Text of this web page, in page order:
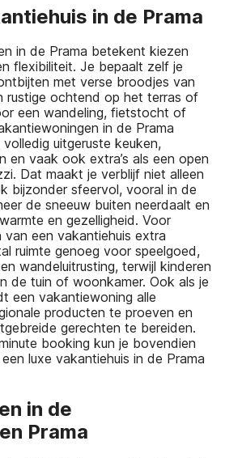
in de Prama
in de Prama betekent kiezen
flexibiliteit. Je bepaalt zelf je
met verse broodjes van
rustige ochtend op het terras of
een wandeling, fietstocht of
in de Prama
uitgeruste keuken,
en vaak ook extra’s als een open
Dat maakt je verblijf niet alleen
bijzonder sfeervol, vooral in de
de sneeuw buiten neerdaalt en
en gezelligheid. Voor
van een vakantiehuis extra
ruimte genoeg voor speelgoed,
wandeluitrusting, terwijl kinderen
de tuin of woonkamer. Ook als je
een vakantiewoning alle
producten te proeven en
gerechten te bereiden.
booking kun je bovendien
luxe vakantiehuis in de Prama
in de
Prama